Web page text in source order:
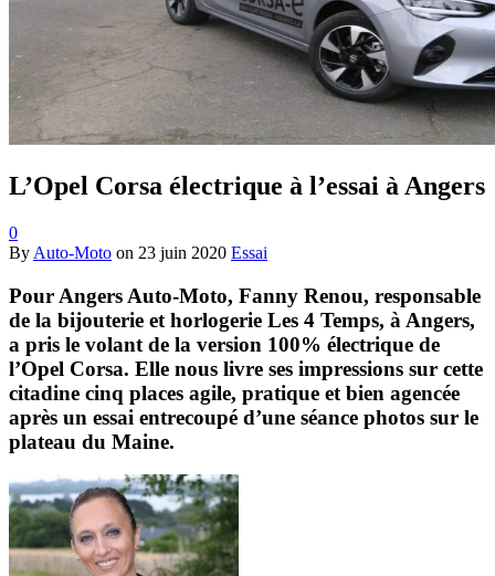
L’Opel Corsa électrique à l’essai à Angers
0
By Auto-Moto on 23 juin 2020 Essai
Pour Angers Auto-Moto, Fanny Renou, responsable
de la bijouterie et horlogerie Les 4 Temps, à Angers,
a pris le volant de la version 100% électrique de
l’Opel Corsa. Elle nous livre ses impressions sur cette
citadine cinq places agile, pratique et bien agencée
après un essai entrecoupé d’une séance photos sur le
plateau du Maine.